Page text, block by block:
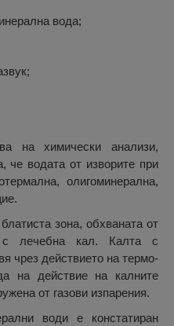
вода;
на химически анализи,
че водата от изворите при
олигоминерална,
зона, обхваната от
с лечебна кал. Калта с
чрез действието на термо-
на действие на калните
от газови изпарения.
води е констатиран